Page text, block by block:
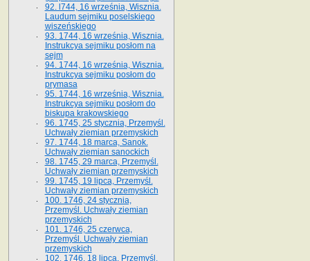
92. l744, 16 września, Wisznia.
Laudum sejmiku poselskiego
wiszeńskiego
93. 1744, 16 września, Wisznia.
Instrukcya sejmiku posłom na
sejm
94. 1744, 16 września, Wisznia.
Instrukcya sejmiku posłom do
prymasa
95. 1744, 16 września, Wisznia.
Instrukcya sejmiku posłom do
biskupa krakowskiego
96. 1745, 25 stycznia, Przemyśl.
Uchwały ziemian przemyskich
97. 1744, 18 marca, Sanok.
Uchwały ziemian sanockich
98. 1745, 29 marca, Przemyśl.
Uchwały ziemian przemyskich
99. 1745, 19 lipca, Przemyśl.
Uchwały ziemian przemyskich
100. 1746, 24 stycznia,
Przemyśl. Uchwały ziemian
przemyskich
101. 1746, 25 czerwca,
Przemyśl. Uchwały ziemian
przemyskich
102. 1746, 18 lipca, Przemyśl.